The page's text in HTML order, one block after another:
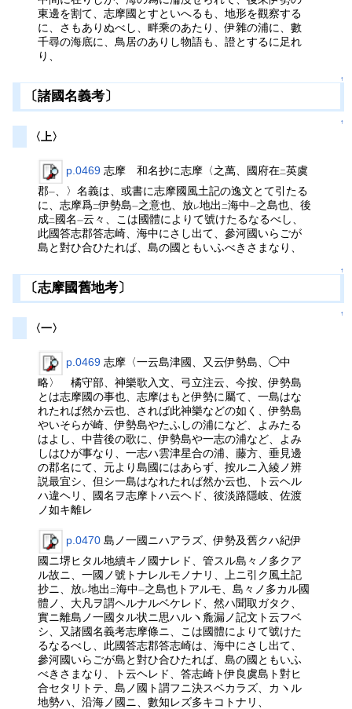
東邊を割て、志摩國とすといへるも、地形を觀察する
に、さもありぬべし、畔乘のあたり、伊雜の浦に、數
千尋の海底に、鳥居のありし物語も、證とするに足れ
り、
↑
〔諸國名義考〕
↑
〈上〉
p.0469 志摩 和名抄に志摩〈之萬、國府在二英虞
郡一、〉名義は、或書に志摩國風土記の逸文とて引たる
に、志摩爲二伊勢島一之意也、放レ地出二海中一之島也、後
成二國名一云々、こは國體によりて號けたるなるべし、
此國答志郡答志崎、海中にさし出て、參河國いらごが
島と對ひ合ひたれば、島の國ともいふべきさまなり、
↑
〔志摩國舊地考〕
↑
〈一〉
p.0469 志摩〈一云島津國、又云伊勢島、◯中
略〉 橘守部、神樂歌入文、弓立注云、今按、伊勢島
とは志摩國の事也、志摩はもと伊勢に屬て、一島はな
れたれば然か云也、されば此神樂などの如く、伊勢島
やいそらが崎、伊勢島やたふしの浦になど、よみたる
はよし、中昔後の歌に、伊勢島や一志の浦など、よみ
しはひが事なり、一志ハ雲津星合の浦、藤方、垂見邊
の郡名にて、元より島國にはあらず、按ルニ入綾ノ辨
説最宜シ、但シ一島はなれたれば然か云也、ト云ヘル
ハ違ヘリ、國名ヲ志摩トハ云ヘド、彼淡路隱岐、佐渡
ノ如キ離レ
p.0470 島ノ一國ニハアラズ、伊勢及舊クハ紀伊
國ニ堺ヒタル地續キノ國ナレド、管スル島々ノ多クア
ル故ニ、一國ノ號トナレルモノナリ、上ニ引ク風土記
抄ニ、放レ地出 二海中一之島也トアルモ、島々ノ多カル國
體ノ、大凡ヲ謂ヘルナルベケレド、然ハ聞取ガタク、
實ニ離島ノ一國タル状ニ思ハルヽ麁漏ノ記文ト云フベ
シ、又諸國名義考志摩條ニ、こは國體によりて號けた
るなるべし、此國答志郡答志崎は、海中にさし出て、
參河國いらごが島と對ひ合ひたれば、島の國ともいふ
べきさまなり、ト云ヘレド、答志崎ト伊良虞島ト對ヒ
合セタリトテ、島ノ國ト謂フニ決スベカラズ、カヽル
地勢ハ、沿海ノ國ニ、數知レズ多キコトナリ、